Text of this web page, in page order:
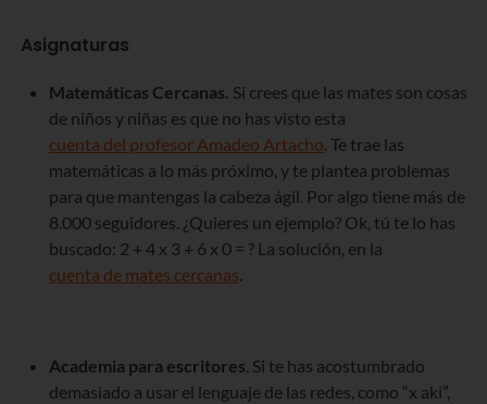
Asignaturas
Matemáticas Cercanas. Si crees que las mates son cosas
de niños y niñas es que no has visto esta
cuenta del profesor Amadeo Artacho. Te trae las
matemáticas a lo más próximo, y te plantea problemas
para que mantengas la cabeza ágil. Por algo tiene más de
8.000 seguidores. ¿Quieres un ejemplo? Ok, tú te lo has
buscado: 2 + 4 x 3 + 6 x 0 = ? La solución, en la
cuenta de mates cercanas.
Academia para escritores. Si te has acostumbrado
demasiado a usar el lenguaje de las redes, como “x aki”,